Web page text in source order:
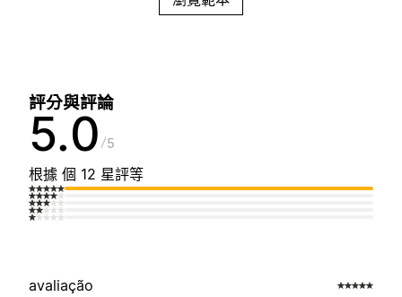
評分與評論
5.0 5
根據 個 12 星評等
avaliação